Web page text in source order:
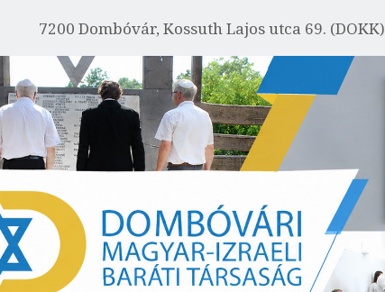
7200 Dombóvár, Kossuth Lajos utca 69. (DOKK)